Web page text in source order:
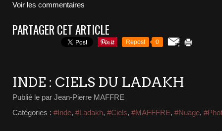
Voir les commentaires
PARTAGER CET ARTICLE
Repost 0
INDE : CIELS DU LADAKH
Publié le par Jean-Pierre MAFFRE
Catégories : #Inde, #Ladakh, #Ciels, #MAFFFRE, #Nuage,